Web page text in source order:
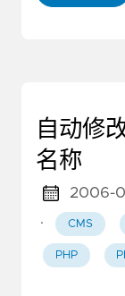
自动修
名称
2006-
·
CMS
PHP